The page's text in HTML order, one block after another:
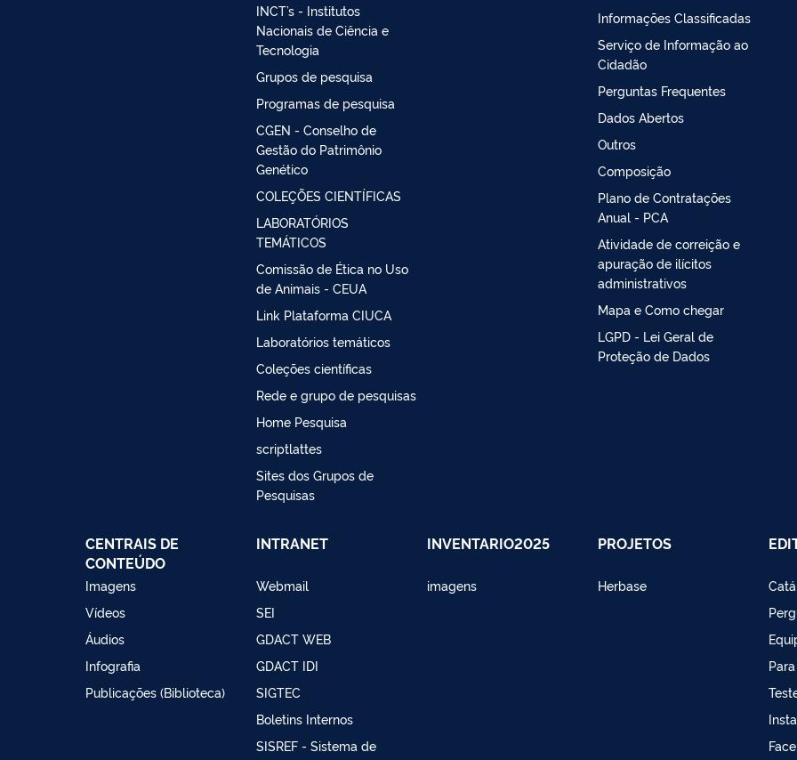
INCT’s - Institutos
Nacionais de Ciência e
Tecnologia
Grupos de pesquisa
Programas de pesquisa
CGEN - Conselho de
Gestão do Patrimônio
Genético
COLEÇÕES CIENTÍFICAS
LABORATÓRIOS
TEMÁTICOS
Comissão de Ética no Uso
de Animais - CEUA
Link Plataforma CIUCA
Laboratórios temáticos
Coleções científicas
Rede e grupo de pesquisas
Home Pesquisa
scriptlattes
Sites dos Grupos de
Pesquisas
Informações Classificadas
Serviço de Informação ao
Cidadão
Perguntas Frequentes
Dados Abertos
Outros
Composição
Plano de Contratações
Anual - PCA
Atividade de correição e
apuração de ilícitos
administrativos
Mapa e Como chegar
LGPD - Lei Geral de
Proteção de Dados
CENTRAIS DE
CONTEÚDO
Imagens
Vídeos
Áudios
Infografia
Publicações (Biblioteca)
INTRANET
Webmail
SEI
GDACT WEB
GDACT IDI
SIGTEC
Boletins Internos
SISREF - Sistema de
INVENTARIO2025
imagens
PROJETOS
Herbase